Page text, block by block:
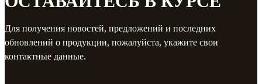
Для получения новостей, предложений и последних
обновлений о продукции, пожалуйста, укажите свои
контактные данные.